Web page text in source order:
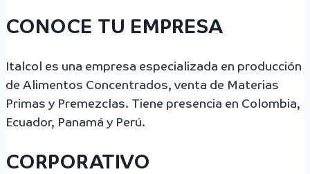
CONOCE TU EMPRESA
Italcol es una empresa especializada en producción
de Alimentos Concentrados, venta de Materias
Primas y Premezclas. Tiene presencia en Colombia,
Ecuador, Panamá y Perú.
CORPORATIVO